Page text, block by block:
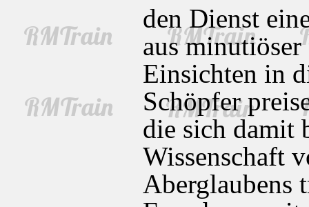
den Dienst
aus
Einsichten in
Schöpfer
die sich damit
Wissenschaft
Aberglaubens